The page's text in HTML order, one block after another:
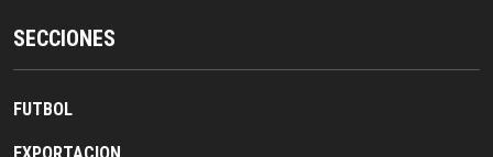
SECCIONES
FUTBOL